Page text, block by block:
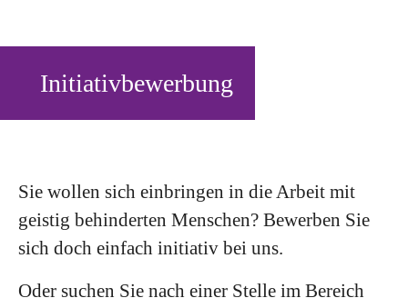
Initiativbewerbung
Sie wollen sich einbringen in die Arbeit mit
geistig behinderten Menschen? Bewerben Sie
sich doch einfach initiativ bei uns.
Oder suchen Sie nach einer Stelle im Bereich